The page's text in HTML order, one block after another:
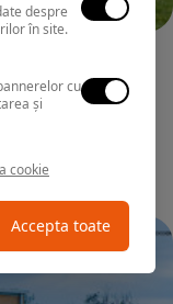
SPA
despre
în site.
cu
și
cookie
Accepta toate